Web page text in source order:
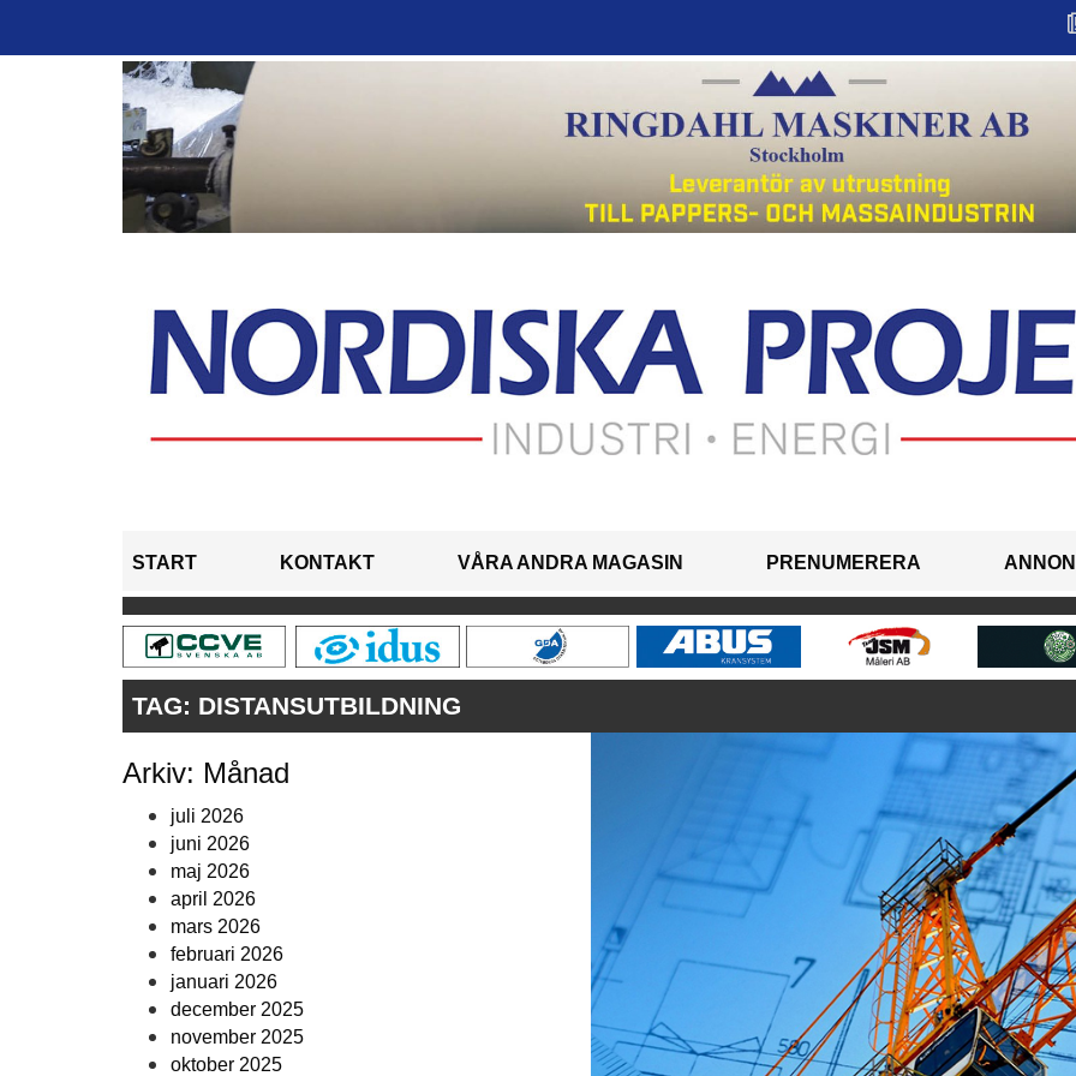
START KONTAKT VÅRA ANDRA MAGASIN PRENUMERERA
TAG: DISTANSUTBILDNING
Arkiv: Månad
juli 2026
juni 2026
maj 2026
april 2026
mars 2026
februari 2026
januari 2026
december 2025
november 2025
oktober 2025